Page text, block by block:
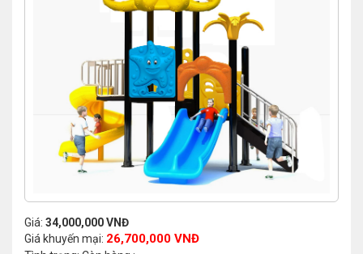
Giá: 34,000,000 VNĐ
Giá khuyến mại: 26,700,000 VNĐ